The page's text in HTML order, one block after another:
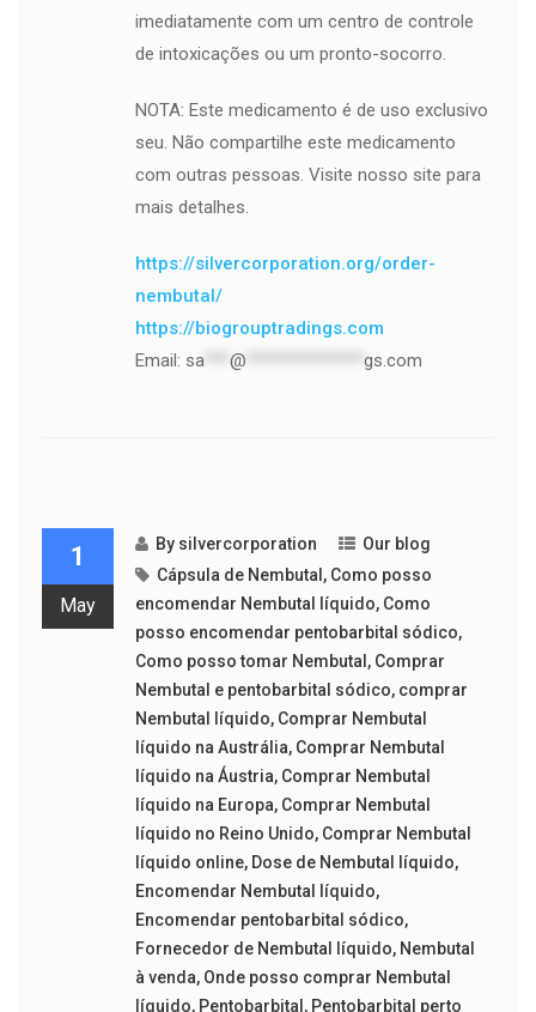
imediatamente com um centro de controle
de intoxicações ou um pronto-socorro.
NOTA: Este medicamento é de uso exclusivo
seu. Não compartilhe este medicamento
com outras pessoas. Visite nosso site para
mais detalhes.
https://silvercorporation.org/order-
nembutal/
https://biogrouptradings.com
Email: sa*** @ gs.com
1
May
By silvercorporation
Our blog
Cápsula de Nembutal , Como posso
encomendar Nembutal líquido, Como
posso encomendar pentobarbital sódico,
Como posso tomar Nembutal , Comprar
Nembutal e pentobarbital sódico, comprar
Nembutal líquido, Comprar Nembutal
líquido na Austrália, Comprar Nembutal
líquido na Áustria, Comprar Nembutal
líquido na Europa, Comprar Nembutal
líquido no Reino Unido, Comprar Nembutal
líquido online, Dose de Nembutal líquido,
Encomendar Nembutal líquido,
Encomendar pentobarbital sódico,
Fornecedor de Nembutal líquido, Nembutal
à venda, Onde posso comprar Nembutal
líquido, Pentobarbital , Pentobarbital perto